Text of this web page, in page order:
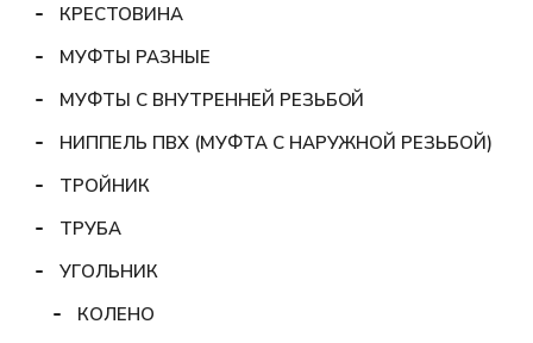
КРЕСТОВИНА
МУФТЫ РАЗНЫЕ
МУФТЫ С ВНУТРЕННЕЙ РЕЗЬБОЙ
НИППЕЛЬ ПВХ (МУФТА С НАРУЖНОЙ РЕЗЬБОЙ)
ТРОЙНИК
ТРУБА
УГОЛЬНИК
КОЛЕНО